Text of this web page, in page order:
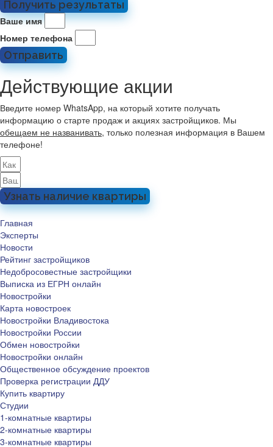
Получить результаты
Ваше имя
Номер телефона
Отправить
Действующие акции
Введите номер WhatsApp, на который хотите получать
информацию о старте продаж и акциях застройщиков. Мы
обещаем не названивать, только полезная информация в Вашем
телефоне!
Узнать наличие квартиры
Главная
Эксперты
Новости
Рейтинг застройщиков
Недобросовестные застройщики
Выписка из ЕГРН онлайн
Новостройки
Карта новостроек
Новостройки Владивостока
Новостройки России
Обмен новостройки
Новостройки онлайн
Общественное обсуждение проектов
Проверка регистрации ДДУ
Купить квартиру
Студии
1-комнатные квартиры
2-комнатные квартиры
3-комнатные квартиры